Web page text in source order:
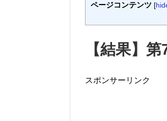
ページコンテンツ [
【結果】
スポンサーリンク